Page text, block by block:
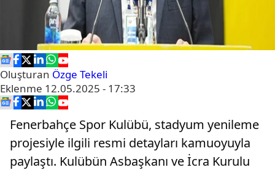
Oluşturan Özge Tekeli
Eklenme 12.05.2025 - 17:33
Fenerbahçe Spor Kulübü, stadyum yenileme
projesiyle ilgili resmi detayları kamuoyuyla
paylaştı. Kulübün Asbaşkanı ve İcra Kurulu